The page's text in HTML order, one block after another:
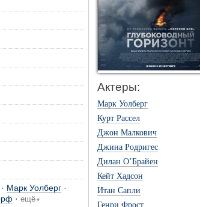
· Марк Уолберг ·
· ещё ▼
Актеры:
Марк Уолберг
Курт Рассел
Джон Малкович
Джина Родригес
Дилан О’Брайен
Кейт Хадсон
Итан Сапли
Генри Фрост